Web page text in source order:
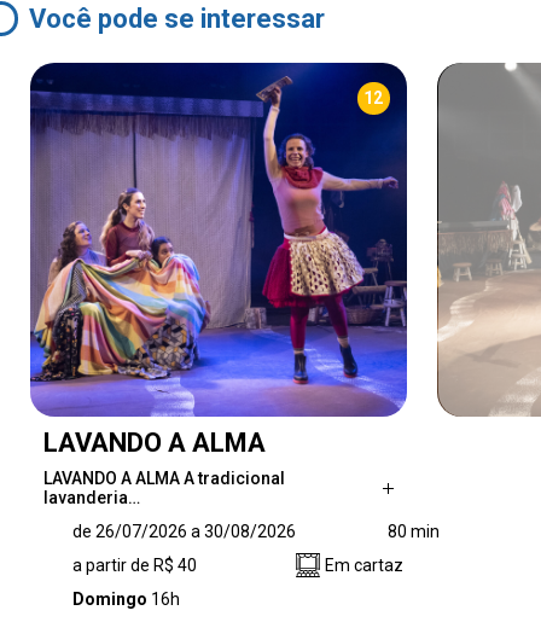
Você pode se interessar
12
LAVANDO A ALMA
LAVANDO A ALMA A tradicional
lavanderia…
Soul Wash é conduzida por três dedicadas
colegas, que lavam roupas com o respeito e
devoção de quem lava a própria alma. Até que
de 26/07/2026 a 30/08/2026
80 min
a partir de R$ 40
Em cartaz
Domingo 16h